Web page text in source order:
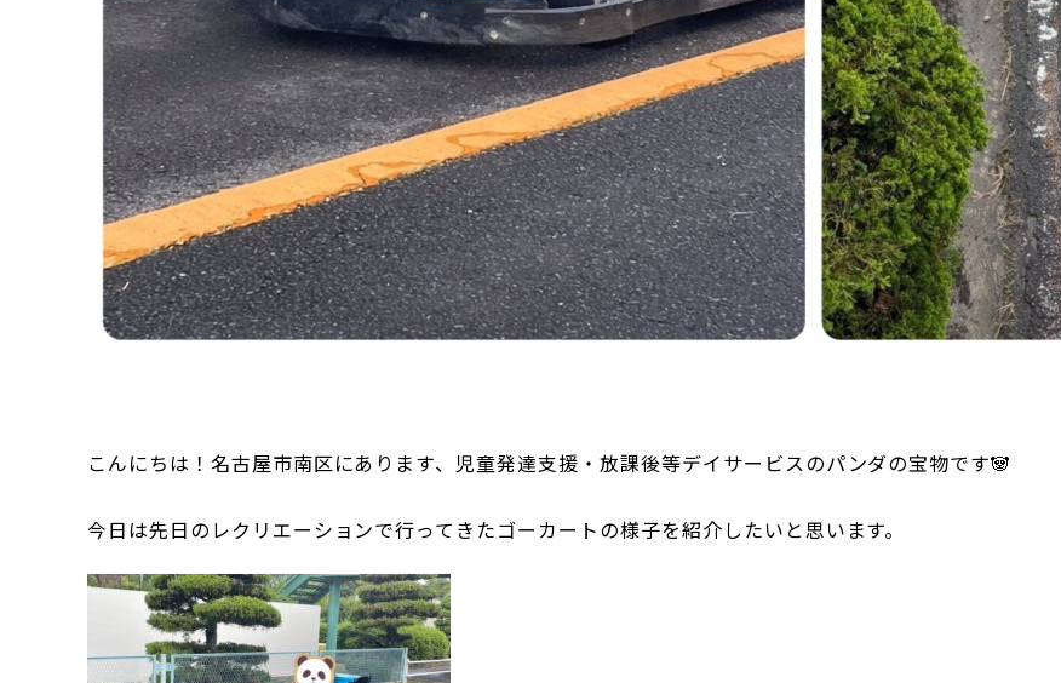
こんにちは！名古屋市南区にあります、児童発達支援・放課後等デイサービスのパンダの宝物です🐼
今日は先日のレクリエーションで行ってきたゴーカートの様子を紹介したいと思います。